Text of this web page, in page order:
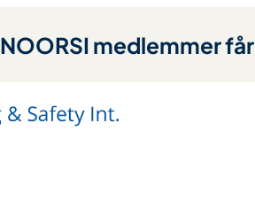
NOORSI medlemmer